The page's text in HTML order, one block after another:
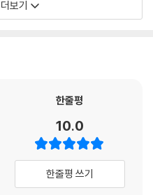
택(山澤: 산과 연못), 뇌풍(雷風:
서로 이루어져 있으며 광범위한
체(體)로 삼으며 모든 수를 포함
克)을 용(用)으로 삼으며 10은 포
징하는 것을 제외하면 네 변과
든다.
기초부터 차근차근 쉽고 명료하
선풍적인 인기를 끌었을 정도로
보기
한줄평
10.0
한줄평 쓰기